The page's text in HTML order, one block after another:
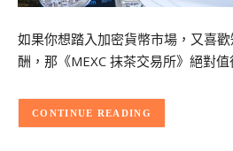
如果你想踏入加密貨幣市場，又喜
酬，那《MEXC 抹茶交易所》絕對
CONTINUE READING